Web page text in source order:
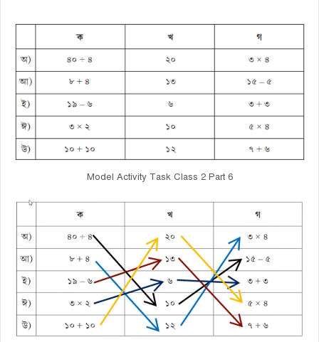
Model Activity Task Class 2 Part 6